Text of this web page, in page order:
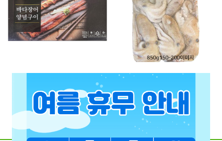
0원 적립
냉동낙지 850g
9,200원
0원 적립